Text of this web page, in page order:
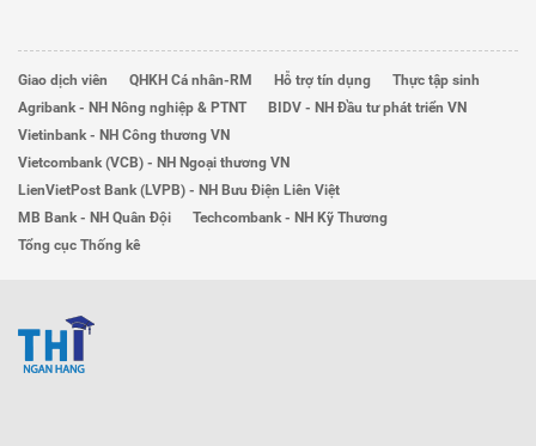
Giao dịch viên QHKH Cá nhân-RM Hỗ trợ tín dụng
Thực tập sinh
Agribank - NH Nông nghiệp & PTNT
BIDV - NH Đầu tư phát triển VN
Vietinbank - NH Công thương VN
Vietcombank (VCB) - NH Ngoại thương VN
LienVietPost Bank (LVPB) - NH Bưu Điện Liên Việt
MB Bank - NH Quân Đội
Techcombank - NH Kỹ Thương
Tổng cục Thống kê